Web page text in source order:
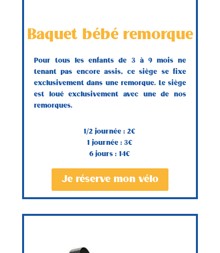
Baquet bébé remorque
Pour tous les enfants de 3 à 9 mois ne
tenant pas encore assis, ce siège se fixe
exclusivement dans une remorque. Le siège
est loué exclusivement avec une de nos
remorques.
1/2 journée : 2€
1 journée : 3€
6 jours : 14€
Je réserve mon vélo